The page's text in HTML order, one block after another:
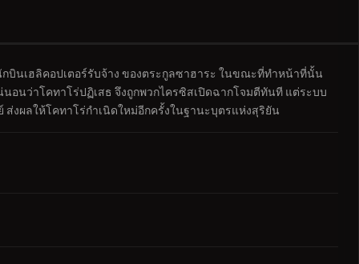
บินเฮลิคอปเตอร์รับจ้าง ของตระกูลซาฮาระ ในขณะที่ทำหน้าที่นั้น
อนว่าโคทาโร่ปฏิเสธ จึงถูกพวกไครซิสเปิดฉากโจมตีทันที แต่ระบบ
งผลให้โคทาโร่กำเนิดใหม่อีกครั้งในฐานะบุตรแห่งสุริยัน